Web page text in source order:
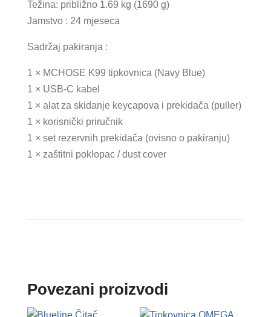
Težina: približno 1.69 kg (1690 g)
Jamstvo : 24 mjeseca
Sadržaj pakiranja :
1 × MCHOSE K99 tipkovnica (Navy Blue)
1 × USB-C kabel
1 × alat za skidanje keycapova i prekidača (puller)
1 × korisnički priručnik
1 × set rezervnih prekidača (ovisno o pakiranju)
1 × zaštitni poklopac / dust cover
Povezani proizvodi